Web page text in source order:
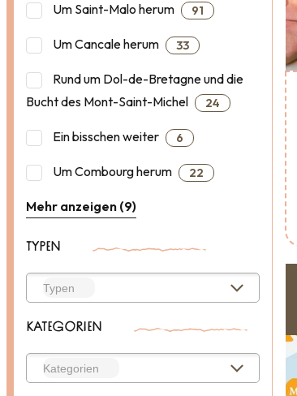
Um Saint-Malo herum 91
Um Cancale herum 33
Rund um Dol-de-Bretagne und die
Bucht des Mont-Saint-Michel
24
Ein bisschen weiter 6
Um Combourg herum 22
Mehr anzeigen (9)
TYPEN
KATEGORIEN